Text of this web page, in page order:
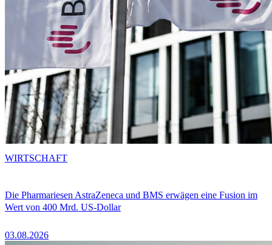
Die Pharmariesen AstraZeneca und BMS erwägen eine Fusion im
Wert von 400 Mrd. US-Dollar
03.08.2026
WIRTSCHAFT